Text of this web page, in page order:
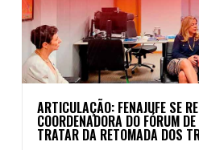
ARTICULAÇÃO: FENAJUFE SE
COORDENADORA DO FÓRUM
TRATAR DA RETOMADA DOS